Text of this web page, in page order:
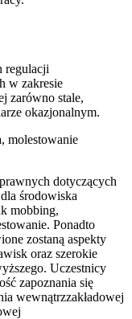
regulacji
w zakresie
zarówno stale,
okazjonalnym.
molestowanie
dotyczących
środowiska
mobbing,
Ponadto
zostaną aspekty
oraz szerokie
Uczestnicy
zapoznania się
wewnątrzzakładowej